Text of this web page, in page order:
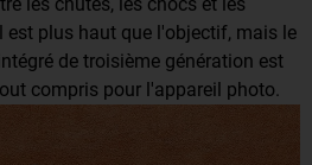
est plus haut que l'objectif, mais le
de troisième génération est
compris pour l'appareil photo.